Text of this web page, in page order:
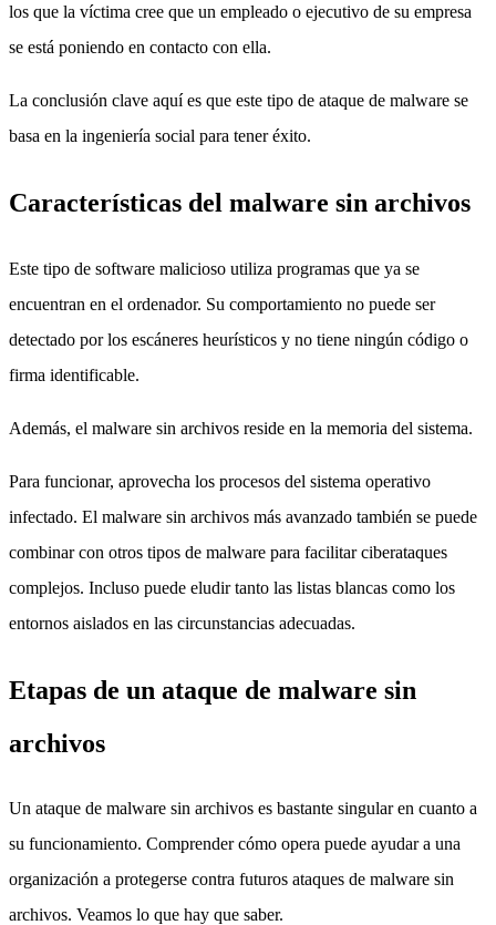
los que la víctima cree que un empleado o ejecutivo de su empresa
se está poniendo en contacto con ella.
La conclusión clave aquí es que este tipo de ataque de malware se
basa en la ingeniería social para tener éxito.
Características del malware sin archivos
Este tipo de software malicioso utiliza programas que ya se
encuentran en el ordenador. Su comportamiento no puede ser
detectado por los escáneres heurísticos y no tiene ningún código o
firma identificable.
Además, el malware sin archivos reside en la memoria del sistema.
Para funcionar, aprovecha los procesos del sistema operativo
infectado. El malware sin archivos más avanzado también se puede
combinar con otros tipos de malware para facilitar ciberataques
complejos. Incluso puede eludir tanto las listas blancas como los
entornos aislados en las circunstancias adecuadas.
Etapas de un ataque de malware sin
archivos
Un ataque de malware sin archivos es bastante singular en cuanto a
su funcionamiento. Comprender cómo opera puede ayudar a una
organización a protegerse contra futuros ataques de malware sin
archivos. Veamos lo que hay que saber.